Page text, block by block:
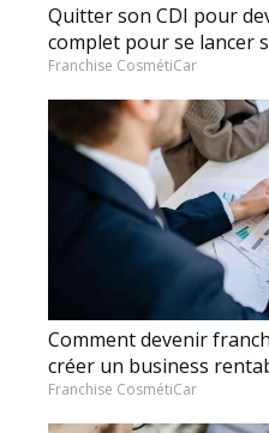
Quitter son CDI pour
complet pour se lancer
Franchise CosmétiCar
Comment devenir
créer un business
Franchise CosmétiCar